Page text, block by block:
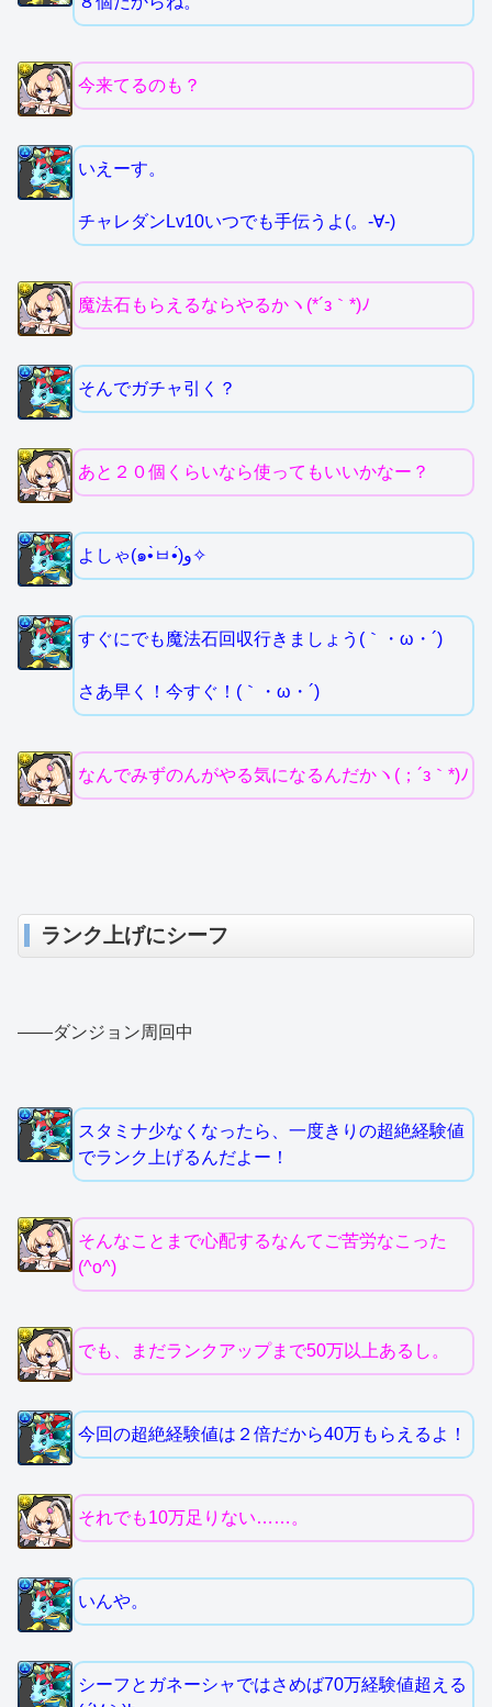
今来てるのも？
いえーす。
チャレダンLv10いつでも手伝うよ(。-∀-)
魔法石もらえるならやるかヽ(*´з｀*)ﾉ
そんでガチャ引く？
あと２０個くらいなら使ってもいいかなー？
よしゃ(๑•̀ㅂ•́)و✧
すぐにでも魔法石回収行きましょう(｀・ω・´)
さあ早く！今すぐ！(｀・ω・´)
なんでみずのんがやる気になるんだかヽ(；´з｀*)ﾉ
ランク上げにシーフ
――ダンジョン周回中
スタミナ少なくなったら、一度きりの超絶経験値
でランク上げるんだよー！
そんなことまで心配するなんてご苦労なこった
(^o^)
でも、まだランクアップまで50万以上あるし。
今回の超絶経験値は２倍だから40万もらえるよ！
それでも10万足りない……。
いんや。
シーフとガネーシャではさめば70万経験値超える